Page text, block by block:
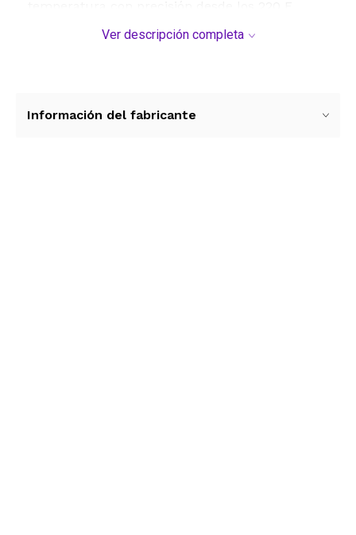
cortes y alimentos.
bienestar. Su superficie de 15 x 9 pulgadas
Ver descripción completa
Información del fabricante